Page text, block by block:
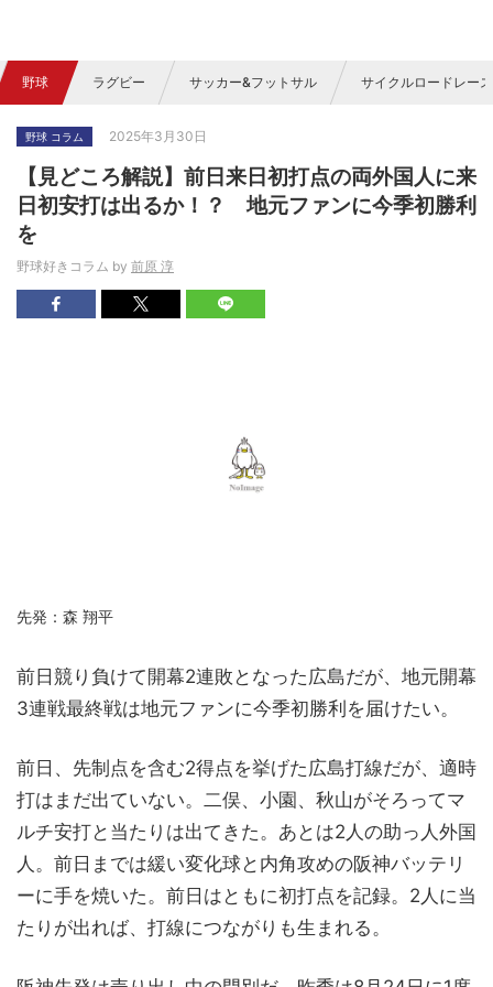
野球 ラグビー サッカー&フットサル サイクルロードレース
野球 コラム 2025年3月30日
【見どころ解説】前日来日初打点の両外国人に来
日初安打は出るか！？ 地元ファンに今季初勝利
を
野球好きコラム by 前原 淳
先発：森 翔平
前日競り負けて開幕2連敗となった広島だが、地元開幕
3連戦最終戦は地元ファンに今季初勝利を届けたい。
前日、先制点を含む2得点を挙げた広島打線だが、適時
打はまだ出ていない。二俣、小園、秋山がそろってマ
ルチ安打と当たりは出てきた。あとは2人の助っ人外国
人。前日までは緩い変化球と内角攻めの阪神バッテリ
ーに手を焼いた。前日はともに初打点を記録。2人に当
たりが出れば、打線につながりも生まれる。